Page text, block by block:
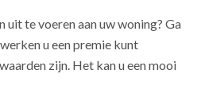
uit te voeren aan uw woning? Ga
u een premie kunt
zijn. Het kan u een mooi